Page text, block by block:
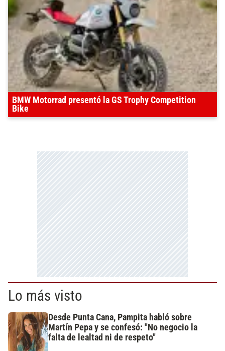
BMW Motorrad presentó la GS Trophy Competition
Bike
Lo más visto
Desde Punta Cana, Pampita habló sobre
Martín Pepa y se confesó: "No negocio la
falta de lealtad ni de respeto"